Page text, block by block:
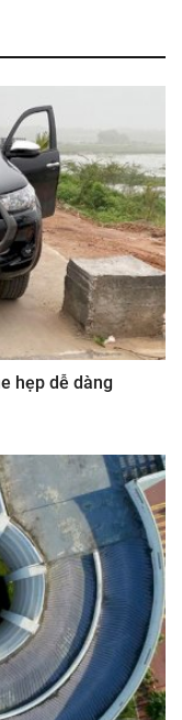
hẹp dễ dàng